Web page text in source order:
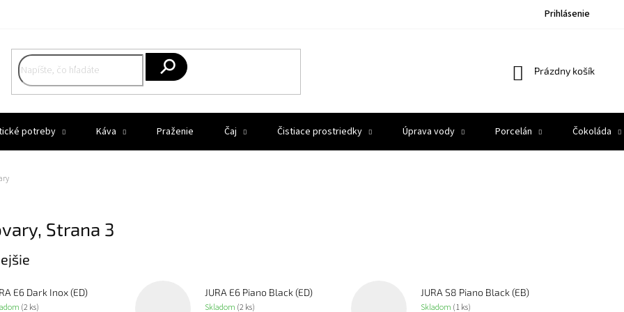
Prihlásenie
Nákupný
Prázdny košík
potreby Káva Praženie Čaj Čistiace prostriedky Úprava vody Porcelán Čokoláda
, Strana 3
E6 Dark Inox (ED)
(2 ks)
JURA E6 Piano Black (ED)
Skladom (2 ks)
JURA S8 Piano Black (EB)
Skladom (1 ks)